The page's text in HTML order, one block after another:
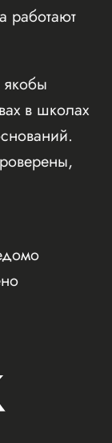
работают
в школах